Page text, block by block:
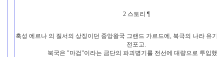
2 스토리 ¶
혹성 에르나 의 질서의 상징이던 중앙왕국 그랜드 가르드에, 북극의 나라 유가
전포고.
북국은 "마검"이라는 금단의 파괴병기를 전선에 대량으로 투입했